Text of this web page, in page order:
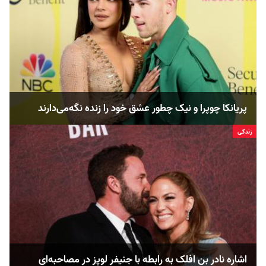
پریانکا چوپرا و نیک چطور عشق خود را زنده نگه‌می‌دارند
زندگی
اشاره نادر بن افلک به رابطه با جنیفر لوپز در مصاحبه‌ای